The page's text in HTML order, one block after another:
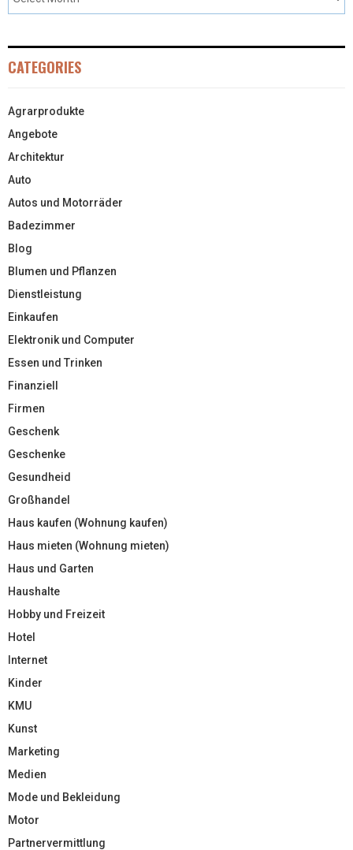
CATEGORIES
Agrarprodukte
Angebote
Architektur
Auto
Autos und Motorräder
Badezimmer
Blog
Blumen und Pflanzen
Dienstleistung
Einkaufen
Elektronik und Computer
Essen und Trinken
Finanziell
Firmen
Geschenk
Geschenke
Gesundheid
Großhandel
Haus kaufen (Wohnung kaufen)
Haus mieten (Wohnung mieten)
Haus und Garten
Haushalte
Hobby und Freizeit
Hotel
Internet
Kinder
KMU
Kunst
Marketing
Medien
Mode und Bekleidung
Motor
Partnervermittlung